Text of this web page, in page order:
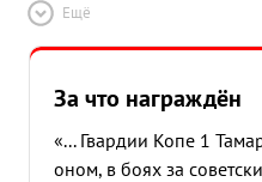
Ещё
За что награждён
«... Гвардии Копе 1
оном, в боях за